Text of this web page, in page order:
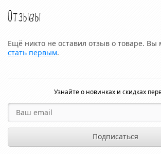
Отзывы
Ещё никто не оставил отзыв о товаре. Вы
стать первым.
Узнайте о новинках и скидках